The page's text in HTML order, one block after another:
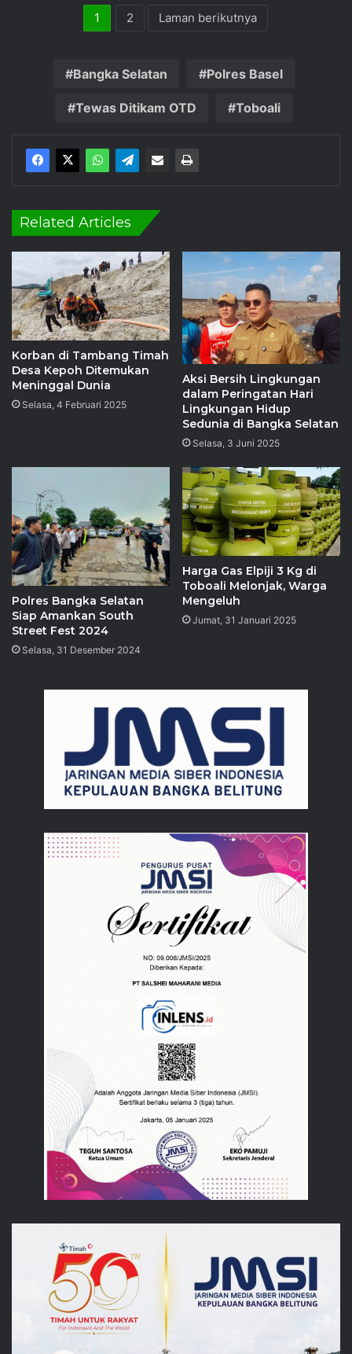
1 2 Laman berikutnya
Bangka Selatan Polres Basel
Tewas Ditikam OTD Toboali
Related Articles
Korban di Tambang Timah
Desa Kepoh Ditemukan
Meninggal Dunia
Selasa, 4 Februari 2025
Aksi Bersih Lingkungan
dalam Peringatan Hari
Lingkungan Hidup
Sedunia di Bangka Selatan
Selasa, 3 Juni 2025
Polres Bangka Selatan
Siap Amankan South
Street Fest 2024
Selasa, 31 Desember 2024
Harga Gas Elpiji 3 Kg di
Toboali Melonjak, Warga
Mengeluh
Jumat, 31 Januari 2025